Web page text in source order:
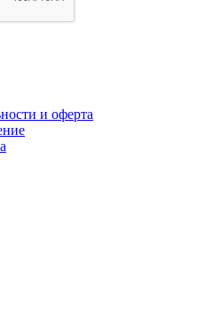
и оферта